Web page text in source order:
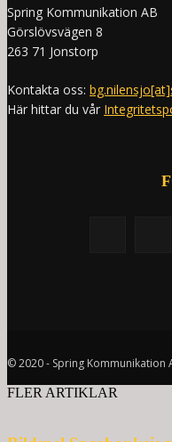
Spring Kommunikation AB
Görslövsvägen 8
263 71 Jonstorp
Kontakta oss:
Här hittar du vår
© 2020 - Spring Kommunikation
FLER ARTIKLAR